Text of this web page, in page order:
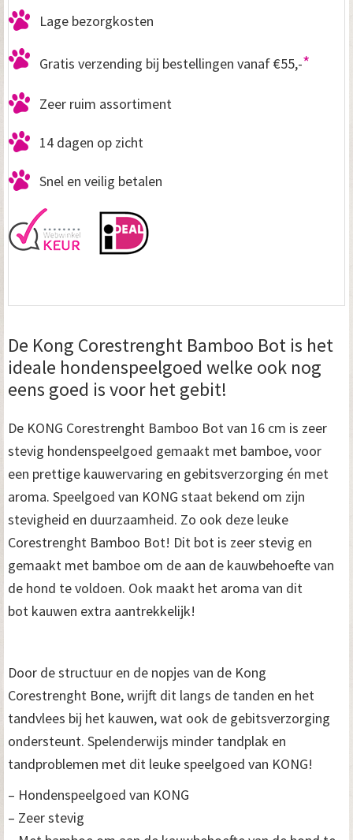
Lage bezorgkosten
Gratis verzending bij bestellingen vanaf €55,-*
Zeer ruim assortiment
14 dagen op zicht
Snel en veilig betalen
De Kong Corestrenght Bamboo Bot is het
ideale hondenspeelgoed welke ook nog
eens goed is voor het gebit!
De KONG Corestrenght Bamboo Bot van 16 cm is zeer
stevig hondenspeelgoed gemaakt met bamboe, voor
een prettige kauwervaring en gebitsverzorging én met
aroma. Speelgoed van KONG staat bekend om zijn
stevigheid en duurzaamheid. Zo ook deze leuke
Corestrenght Bamboo Bot! Dit bot is zeer stevig en
gemaakt met bamboe om de aan de kauwbehoefte van
de hond te voldoen. Ook maakt het aroma van dit
bot kauwen extra aantrekkelijk!
Door de structuur en de nopjes van de Kong
Corestrenght Bone, wrijft dit langs de tanden en het
tandvlees bij het kauwen, wat ook de gebitsverzorging
ondersteunt. Spelenderwijs minder tandplak en
tandproblemen met dit leuke speelgoed van KONG!
– Hondenspeelgoed van KONG
– Zeer stevig